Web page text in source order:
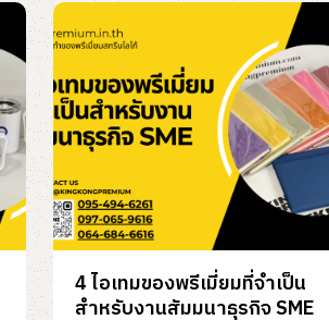
4 ไอเทมของพรีเมี่ยมที่จำเป็น
สำหรับงานสัมมนาธุรกิจ SME